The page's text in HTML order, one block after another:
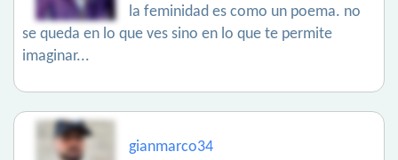
la feminidad es como un poema. no
se queda en lo que ves sino en lo que te permite
imaginar...
gianmarco34